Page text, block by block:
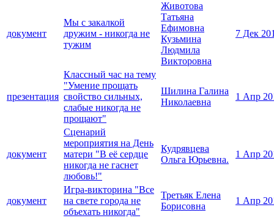
документ
Мы с закалкой
дружим - никогда не
тужим
Животова
Татьяна
Ефимовна
Кузьмина
Людмила
Викторовна
7 Дек
презентация
Классный час на тему
"Умение прощать
свойство сильных,
слабые никогда не
прощают"
Шилина Галина
Николаевна
1 Апр
документ
Сценарий
мероприятия на День
матери "В её сердце
никогда не гаснет
любовь!"
Кудрявцева
Ольга Юрьевна.
1 Апр
документ
Игра-викторина "Все
на свете города не
объехать никогда"
Третьяк Елена
Борисовна
1 Апр